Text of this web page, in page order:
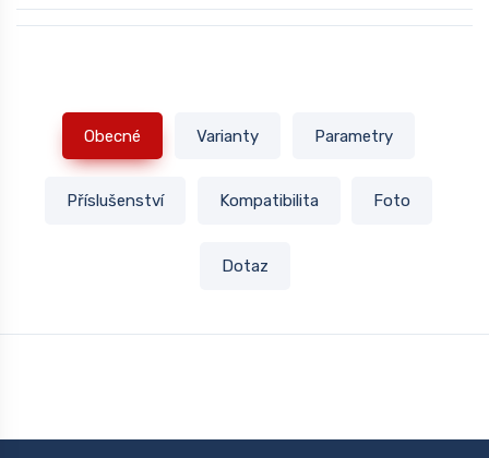
Obecné Varianty Parametry
Příslušenství Kompatibilita Foto
Dotaz